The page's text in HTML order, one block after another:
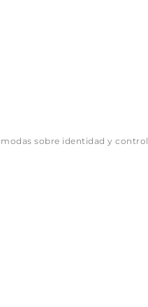
sobre identidad y control.